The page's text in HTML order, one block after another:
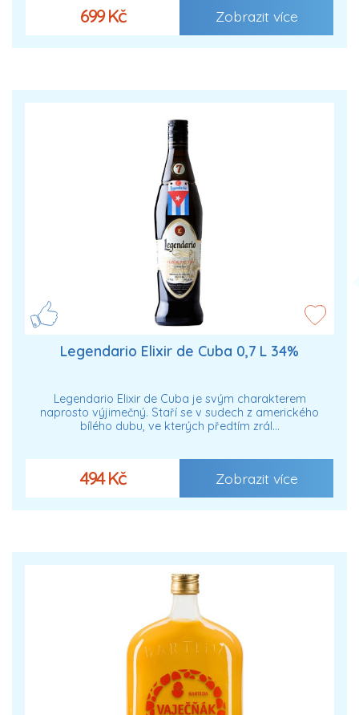
699 Kč Zobrazit více
Legendario Elixir de Cuba 0,7 L 34%
Legendario Elixir de Cuba je svým charakterem
naprosto výjimečný. Staří se v sudech z amerického
bílého dubu, ve kterých předtím zrál…
494 Kč Zobrazit více